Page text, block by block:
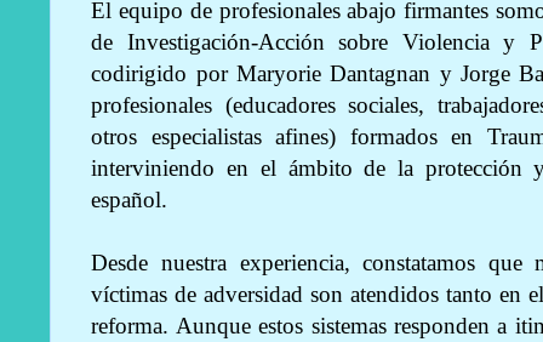
El equipo de profesionales abajo firmantes
de Investigación-Acción sobre Violencia y
codirigido por Maryorie Dantagnan y Jorge
profesionales (educadores sociales,
otros especialistas afines) formados en
interviniendo en el ámbito de la protección
español.
Desde nuestra experiencia, constatamos
víctimas de adversidad son atendidos tanto en
reforma. Aunque estos sistemas responden a